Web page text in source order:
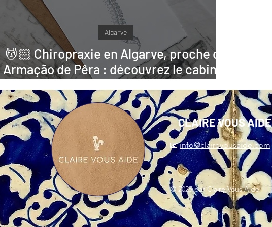
💆🏻 Chiropraxie en Algarve, proche de
Armação de Pêra : découvrez le cabinet
Algarve
CLAIRE VOUS AIDE
📧info@clairevousaide.com
© 2025 par Claire Vous Aide